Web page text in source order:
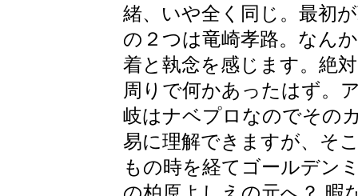
緒、いや全く同じ。最初
の２つは竜崎孝路。なん
着と執念を感じます。絶
周りで何かあったはず。
岐はナベプロなのでその
易に理解できますが、そ
もの時を経てゴールデン